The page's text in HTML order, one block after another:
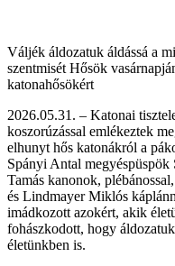
Váljék áldozatuk áldássá a
szentmisét Hősök
katonahősökért
2026.05.31. – Katonai
koszorúzással emlékeztek
elhunyt hős katonákról a
Spányi Antal
Tamás kanonok,
és Lindmayer Miklós
imádkozott azokért, akik
fohászkodott, hogy
életünkben is.